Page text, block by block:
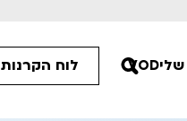
VOD לוח הקרנות